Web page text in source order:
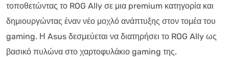
τοποθετώντας το ROG Ally σε μια premium κατηγορία και
δημιουργώντας έναν νέο μοχλό ανάπτυξης στον τομέα του
gaming. Η Asus δεσμεύεται να διατηρήσει το ROG Ally ως
βασικό πυλώνα στο χαρτοφυλάκιο gaming της.